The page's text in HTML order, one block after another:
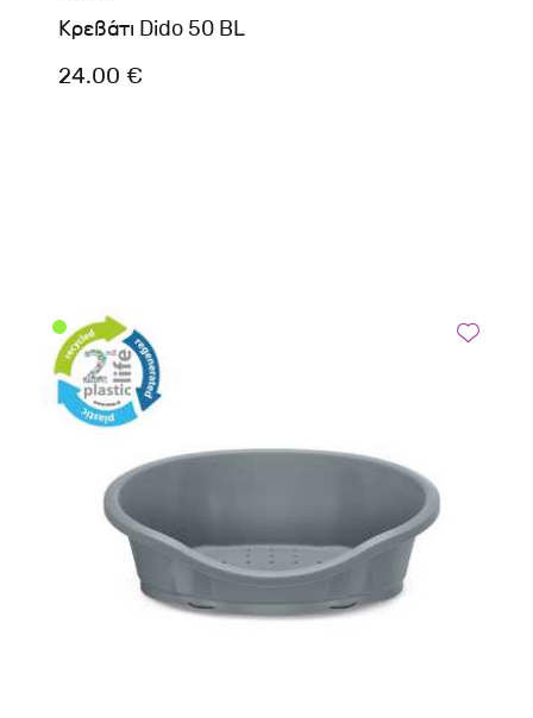
Kρεβάτι Dido 50 BL
24.00 €